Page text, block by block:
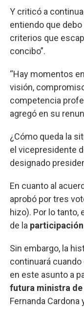
Y criticó a
entiendo que
criterios que
concibo”.
“Hay momentos
visión,
competencia
agregó en su
¿Cómo queda la
el vicepresidente
designado
En cuanto al
aprobó por tres
hizo). Por lo tanto,
de la
Sin embargo, la
continuará
en este asunto a
futura ministra de
Fernanda